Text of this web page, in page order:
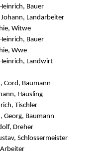
Bauer
Landarbeiter
Witwe
Bauer
Wwe
Landwirt
Cord, Baumann
Häusling
Tischler
Georg, Baumann
Dreher
Schlossermeister